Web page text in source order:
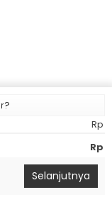
Rp
Rp